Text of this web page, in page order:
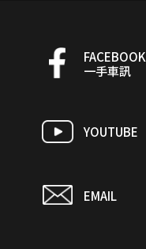
FACEBOOK
一手車訊
YOUTUBE
EMAIL